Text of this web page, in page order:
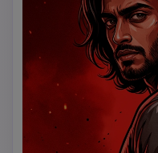
tepi dengan sorotan
percikan, dan suar
jelas sebagai poster
tambahkan
bertuliskan "ICON
tebal, tekstur
tertanam secara alami
wajah; suasana
grafis, dan